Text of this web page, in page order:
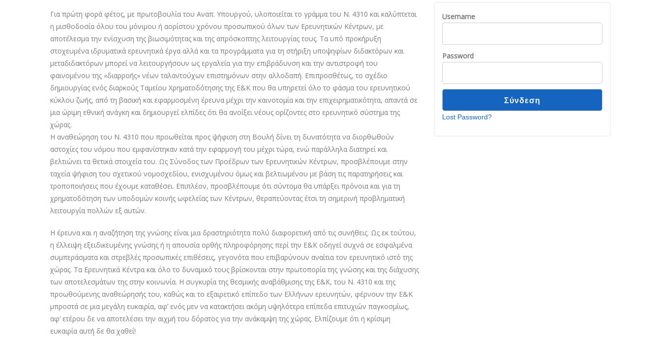
Για πρώτη φορά φέτος, με πρωτοβουλία του Αναπ. Υπουργού, υλοποιείται το γράμμα του Ν. 4310 και καλύπτεται
η μισθοδοσία όλου του μόνιμου ή αορίστου χρόνου προσωπικού όλων των Ερευνητικών Κέντρων, με
αποτέλεσμα την ενίσχυση της βιωσιμότητας και της απρόσκοπτης λειτουργίας τους. Τα υπό προκήρυξη
στοχευμένα ιδρυματικά ερευνητικά έργα αλλά και τα προγράμματα για τη στήριξη υποψηφίων διδακτόρων και
μεταδιδακτόρων μπορεί να λειτουργήσουν ως εργαλεία για την επιβράδυνση και την αντιστροφή του
φαινομένου της «διαρροής» νέων ταλαντούχων επιστημόνων στην αλλοδαπή. Επιπροσθέτως, το σχέδιο
δημιουργίας ενός διαρκούς Ταμείου Χρηματοδότησης της Ε&Κ που θα υπηρετεί όλο το φάσμα του ερευνητικού
κύκλου ζωής, από τη βασική και εφαρμοσμένη έρευνα μέχρι την καινοτομία και την επιχειρηματικότητα, απαντά σε
μια ώριμη εθνική ανάγκη και δημιουργεί ελπίδες ότι θα ανοίξει νέους ορίζοντες στο ερευνητικό σύστημα της
χώρας.
Η αναθεώρηση του Ν. 4310 που προωθείται προς ψήφιση στη Βουλή δίνει τη δυνατότητα να διορθωθούν
αστοχίες του νόμου που εμφανίστηκαν κατά την εφαρμογή του μέχρι τώρα, ενώ παράλληλα διατηρεί και
βελτιώνει τα θετικά στοιχεία του. Ως Σύνοδος των Προέδρων των Ερευνητικών Κέντρων, προσβλέπουμε στην
ταχεία ψήφιση του σχετικού νομοσχεδίου, ενισχυμένου όμως και βελτιωμένου με βάση τις παρατηρήσεις και
τροποποιήσεις που έχουμε καταθέσει. Επιπλέον, προσβλέπουμε ότι σύντομα θα υπάρξει πρόνοια και για τη
χρηματοδότηση των υποδομών κοινής ωφελείας των Κέντρων, θεραπεύοντας έτσι τη σημερινή προβληματική
λειτουργία πολλών εξ αυτών.
Η έρευνα και η αναζήτηση της γνώσης είναι μια δραστηριότητα πολύ διαφορετική από τις συνήθεις. Ως εκ τούτου,
η έλλειψη εξειδικευμένης γνώσης ή η απουσία ορθής πληροφόρησης περί την Ε&Κ οδηγεί συχνά σε εσφαλμένα
συμπεράσματα και στρεβλές προσωπικές επιθέσεις, γεγονότα που επιβαρύνουν αναίτια τον ερευνητικό ιστό της
χώρας. Τα Ερευνητικά Κέντρα και όλο το δυναμικό τους βρίσκονται στην πρωτοπορία της γνώσης και της διάχυσης
των αποτελεσμάτων της στην κοινωνία. Η συγκυρία της θεσμικής αναβάθμισης της Ε&Κ, του Ν. 4310 και της
προωθούμενης αναθεώρησής του, καθώς και το εξαιρετικό επίπεδο των Ελλήνων ερευνητών, φέρνουν την Ε&Κ
μπροστά σε μια μεγάλη ευκαιρία, αφ’ ενός μεν να κατακτήσει ακόμη υψηλότερα επίπεδα επιτυχιών παγκοσμίως,
αφ’ ετέρου δε να αποτελέσει την αιχμή του δόρατος για την ανάκαμψη της χώρας. Ελπίζουμε ότι η κρίσιμη
ευκαιρία αυτή δε θα χαθεί!
Username
Password
Lost Password?